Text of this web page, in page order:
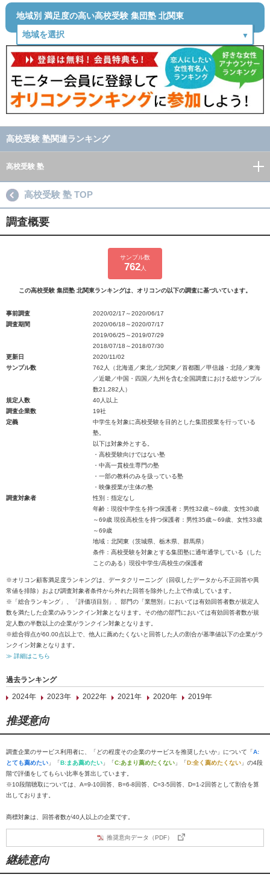
地域別 満足度の高い高校受験 集団塾 北関東
高校受験 塾関連ランキング
高校受験 塾
高校受験 塾 TOP
調査概要
サンプル数
762人
この高校受験 集団塾 北関東ランキングは、オリコンの以下の調査に基づいています。
事前調査
2020/02/17～2020/06/17
調査期間
2020/06/18～2020/07/17
2019/06/25～2019/07/29
2018/07/18～2018/07/30
更新日
2020/11/02
サンプル数
762人（北海道／東北／北関東／首都圏／甲信越・北陸／東海
／近畿／中国・四国／九州を含む全国調査における総サンプル
数21,282人）
規定人数
40人以上
調査企業数
19社
定義
中学生を対象に高校受験を目的とした集団授業を行っている
塾。
以下は対象外とする。
・高校受験向けではない塾
・中高一貫校生専門の塾
・一部の教科のみを扱っている塾
・映像授業が主体の塾
調査対象者
性別：指定なし
年齢：現役中学生を持つ保護者：男性32歳～69歳、女性30歳
～69歳 現役高校生を持つ保護者：男性35歳～69歳、女性33歳
～69歳
地域：北関東（茨城県、栃木県、群馬県）
条件：高校受験を対象とする集団塾に通年通学している（した
ことのある）現役中学生/高校生の保護者
※オリコン顧客満足度ランキングは、データクリーニング（回収したデータから不正回答や異
常値を排除）および調査対象者条件から外れた回答を除外した上で作成しています。
※「総合ランキング」、「評価項目別」、部門の「業態別」においては有効回答者数が規定人
数を満たした企業のみランクイン対象となります。その他の部門においては有効回答者数が規
定人数の半数以上の企業がランクイン対象となります。
※総合得点が60.00点以上で、他人に薦めたくないと回答した人の割合が基準値以下の企業がラ
ンクイン対象となります。
≫ 詳細はこちら
過去ランキング
2024年
2023年 2022年 2021年 2020年 2019年
推奨意向
調査企業のサービス利用者に、「どの程度その企業のサービスを推奨したいか」について「A:
とても薦めたい 」「B:まあ薦めたい 」「C:あまり薦めたくない 」「D:全く薦めたくない 」の4段
階で評価をしてもらい比率を算出しています。
※10段階聴取については、A=9-10回答、B=6-8回答、C=3-5回答、D=1-2回答として割合を算
出しております。
商標対象は、回答者数が40人以上の企業です。
推奨意向データ（PDF）
継続意向